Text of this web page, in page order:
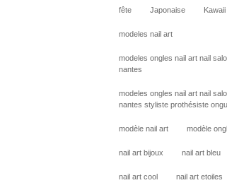
fête Japonaise Kawaii
modeles nail art
modeles ongles nail art nail
nantes
modeles ongles nail art nail
nantes styliste prothésiste
modèle nail art modèle
nail art bijoux nail art bleu
nail art cool nail art etoiles